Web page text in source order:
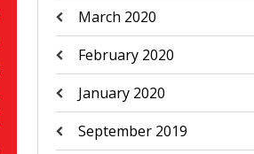
March 2020
February 2020
January 2020
September 2019